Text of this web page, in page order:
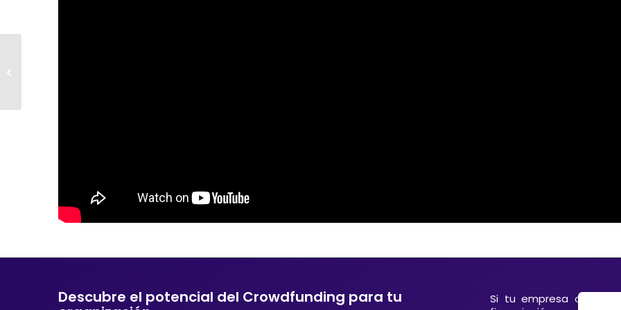
Descubre el potencial del Crowdfunding para tu
Si tu empresa o